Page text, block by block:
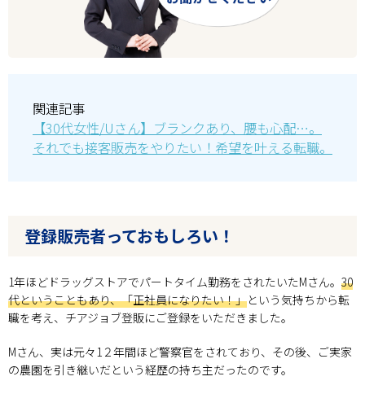
関連記事
【30代女性/Uさん】ブランクあり、腰も心配…。
それでも接客販売をやりたい！希望を叶える転職。
登録販売者っておもしろい！
1年ほどドラッグストアでパートタイム勤務をされたいたMさん。 30
代ということもあり、「正社員になりたい！」という気持ちから転
職を考え、チアジョブ登販にご登録をいただきました。
Mさん、実は元々1２年間ほど警察官をされており、その後、ご実家
の農園を引き継いだという経歴の持ち主だったのです。